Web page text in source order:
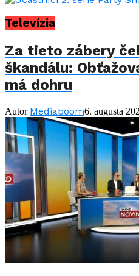
Televízia
Za tieto zábery
škandálu:
má dohru
Autor Mediaboom6. augusta